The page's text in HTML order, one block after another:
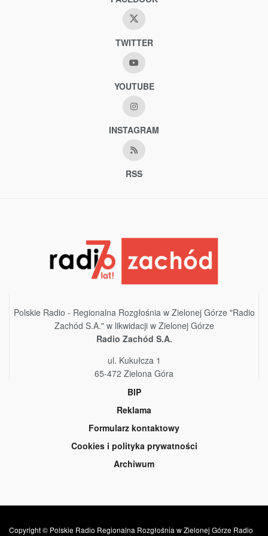
TWITTER
YOUTUBE
INSTAGRAM
RSS
Polskie Radio - Regionalna Rozgłośnia w Zielonej Górze "Radio
Zachód S.A." w likwidacji w Zielonej Górze
Radio Zachód S.A.
ul. Kukułcza 1
65-472 Zielona Góra
BIP
Reklama
Formularz kontaktowy
Cookies i polityka prywatności
Archiwum
Copyright © Polskie Radio Regionalna Rozgłośnia w Zielonej Górze Radio